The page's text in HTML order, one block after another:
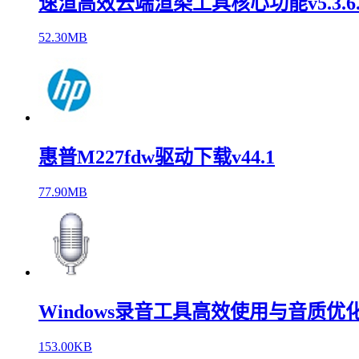
52.30MB
惠普M227fdw驱动下载v44.1
77.90MB
Windows录音工具高效使用与音质优
153.00KB